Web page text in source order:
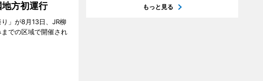
方初運行
り」が8月13日、JR柳
での区域で開催され
もっと見る